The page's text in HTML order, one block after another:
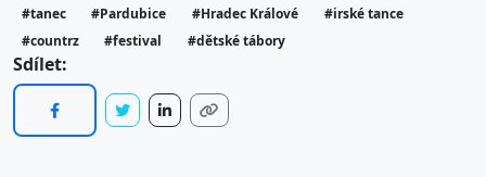
#tanec #Pardubice #Hradec Králové
#irské tance
#countrz
#festival #dětské tábory
Sdílet: